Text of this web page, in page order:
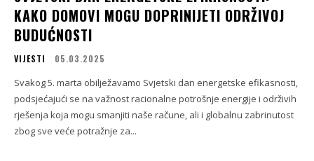
KAKO DOMOVI MOGU DOPRINIJETI ODRŽIVOJ
BUDUĆNOSTI
VIJESTI 05.03.2025
Svakog 5. marta obilježavamo Svjetski dan energetske efikasnosti,
podsjećajući se na važnost racionalne potrošnje energije i održivih
rješenja koja mogu smanjiti naše račune, ali i globalnu zabrinutost
zbog sve veće potražnje za...